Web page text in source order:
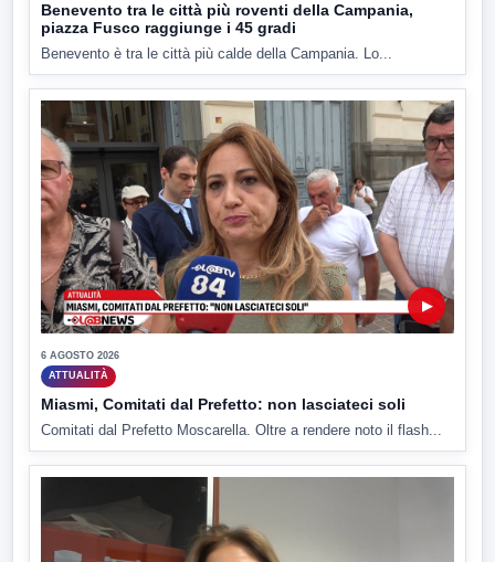
Benevento tra le città più roventi della Campania,
piazza Fusco raggiunge i 45 gradi
Benevento è tra le città più calde della Campania. Lo...
▶
6 AGOSTO 2026
ATTUALITÀ
Miasmi, Comitati dal Prefetto: non lasciateci soli
Comitati dal Prefetto Moscarella. Oltre a rendere noto il flash...